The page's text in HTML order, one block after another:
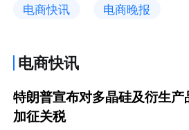
电商快讯 电商晚报
电商快讯
特朗普宣布对多晶硅及衍生产
加征关税